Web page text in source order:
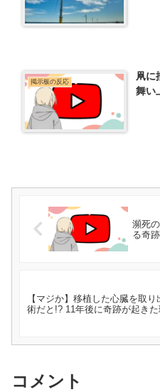
掲示板の反応
凧に
舞い
瀕死
る奇
【マジか】移植した心臓を取り
術だと!? 11年後に奇跡が起きた
コメント